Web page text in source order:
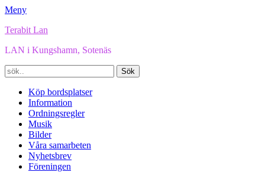
Meny
Terabit Lan
LAN i Kungshamn, Sotenäs
Sök
efter:
post
Primär
meny
Hoppa
innehåll
Köp bordsplatser
Information
Ordningsregler
Musik
Bilder
Våra samarbeten
Nyhetsbrev
Föreningen